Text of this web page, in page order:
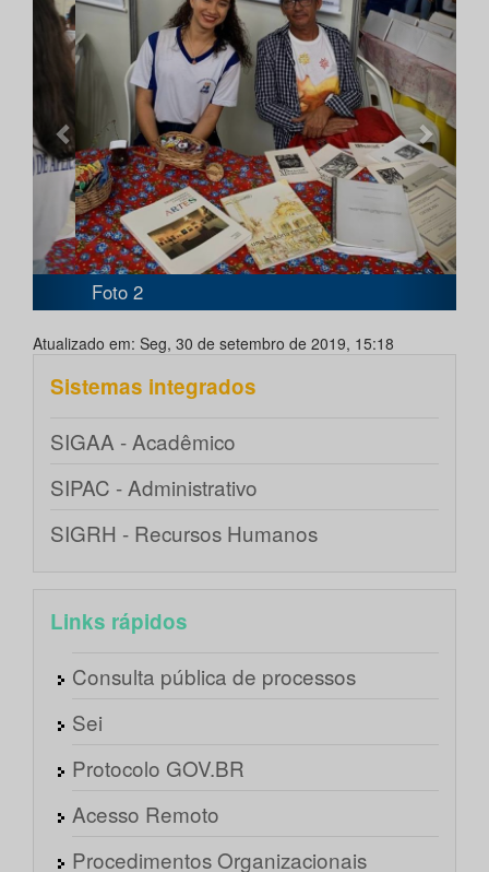
Foto 2
Atualizado em: Seg, 30 de setembro de 2019, 15:18
Sistemas integrados
SIGAA - Acadêmico
SIPAC - Administrativo
SIGRH - Recursos Humanos
Links rápidos
Consulta pública de processos
Sei
Protocolo GOV.BR
Acesso Remoto
Procedimentos Organizacionais